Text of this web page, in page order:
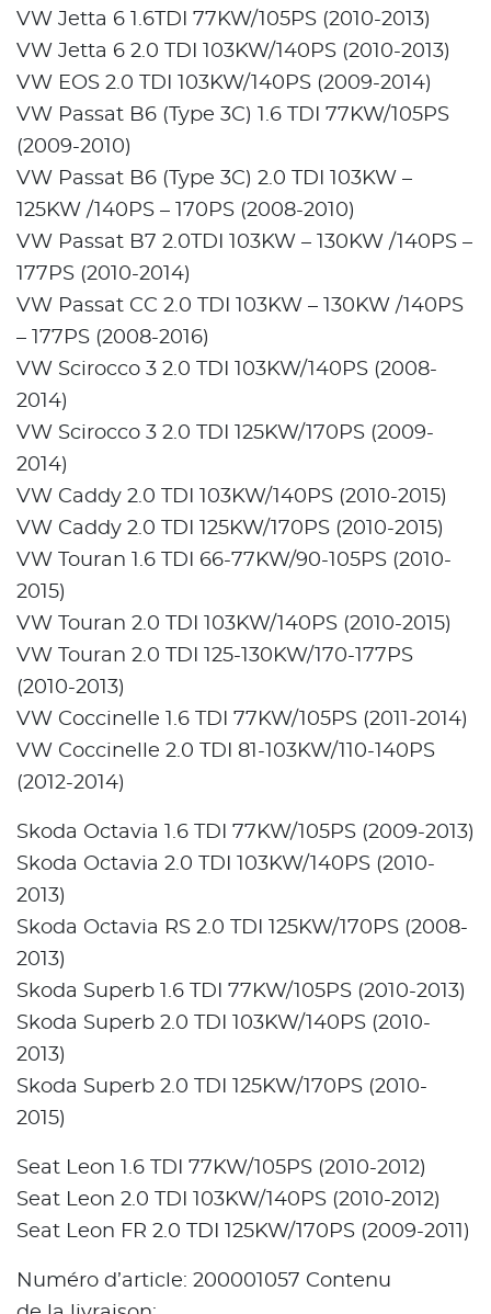
VW Jetta 6 1.6TDI 77KW/105PS (2010-2013)
VW Jetta 6 2.0 TDI 103KW/140PS (2010-2013)
VW EOS 2.0 TDI 103KW/140PS (2009-2014)
VW Passat B6 (Type 3C) 1.6 TDI 77KW/105PS
(2009-2010)
VW Passat B6 (Type 3C) 2.0 TDI 103KW –
125KW /140PS – 170PS (2008-2010)
VW Passat B7 2.0TDI 103KW – 130KW /140PS –
177PS (2010-2014)
VW Passat CC 2.0 TDI 103KW – 130KW /140PS
– 177PS (2008-2016)
VW Scirocco 3 2.0 TDI 103KW/140PS (2008-
2014)
VW Scirocco 3 2.0 TDI 125KW/170PS (2009-
2014)
VW Caddy 2.0 TDI 103KW/140PS (2010-2015)
VW Caddy 2.0 TDI 125KW/170PS (2010-2015)
VW Touran 1.6 TDI 66-77KW/90-105PS (2010-
2015)
VW Touran 2.0 TDI 103KW/140PS (2010-2015)
VW Touran 2.0 TDI 125-130KW/170-177PS
(2010-2013)
VW Coccinelle 1.6 TDI 77KW/105PS (2011-2014)
VW Coccinelle 2.0 TDI 81-103KW/110-140PS
(2012-2014)
Skoda Octavia 1.6 TDI 77KW/105PS (2009-2013)
Skoda Octavia 2.0 TDI 103KW/140PS (2010-
2013)
Skoda Octavia RS 2.0 TDI 125KW/170PS (2008-
2013)
Skoda Superb 1.6 TDI 77KW/105PS (2010-2013)
Skoda Superb 2.0 TDI 103KW/140PS (2010-
2013)
Skoda Superb 2.0 TDI 125KW/170PS (2010-
2015)
Seat Leon 1.6 TDI 77KW/105PS (2010-2012)
Seat Leon 2.0 TDI 103KW/140PS (2010-2012)
Seat Leon FR 2.0 TDI 125KW/170PS (2009-2011)
Numéro d’article: 200001057 Contenu